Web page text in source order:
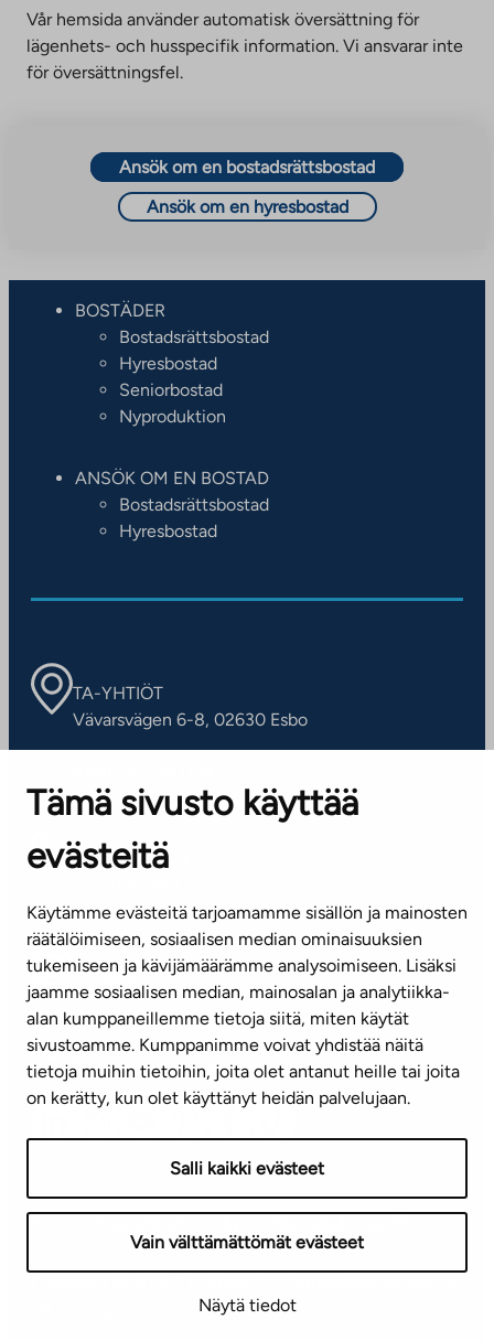
Tämä sivusto käyttää
evästeitä
Käytämme evästeitä tarjoamamme sisällön ja mainosten
räätälöimiseen, sosiaalisen median ominaisuuksien
tukemiseen ja kävijämäärämme analysoimiseen. Lisäksi
jaamme sosiaalisen median, mainosalan ja analytiikka-
alan kumppaneillemme tietoja siitä, miten käytät
sivustoamme. Kumppanimme voivat yhdistää näitä
tietoja muihin tietoihin, joita olet antanut heille tai joita
on kerätty, kun olet käyttänyt heidän palvelujaan.
Salli kaikki evästeet
Vain välttämättömät evästeet
Näytä tiedot
Vår hemsida använder automatisk översättning för
lägenhets- och husspecifik information. Vi ansvarar inte
för översättningsfel.
Ansök om en bostadsrättsbostad
Ansök om en hyresbostad
BOSTÄDER
Bostadsrättsbostad
Hyresbostad
Seniorbostad
Nyproduktion
ANSÖK OM EN BOSTAD
Bostadsrättsbostad
Hyresbostad
TA-YHTIÖT
Vävarsvägen 6-8, 02630 Esbo
Kontaktinformation
KUNDSERVICE
(vardagar kl. 8–16)
info@ta.fi
Nyhetsbrev (på finska)